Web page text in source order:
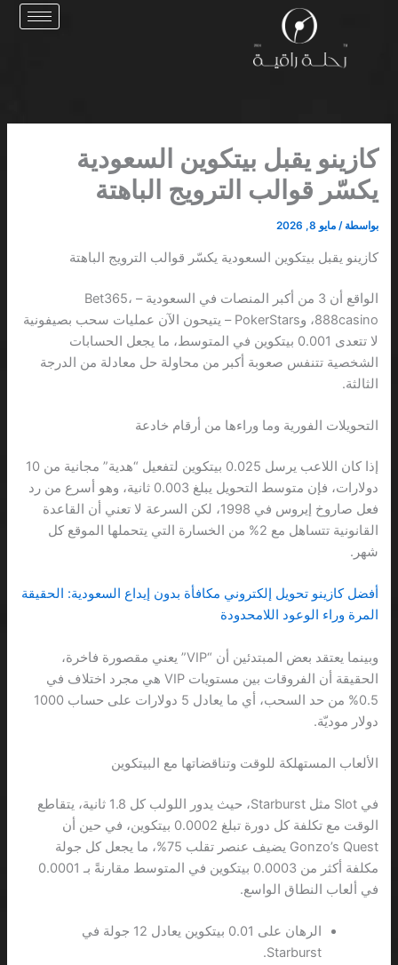
كازينو يقبل بيتكوين السعودية
يكسّر قوالب الترويج الباهتة
بواسطة /مايو 8, 2026
كازينو يقبل بيتكوين السعودية يكسّر قوالب الترويج الباهتة
الواقع أن 3 من أكبر المنصات في السعودية – Bet365،
888casino، وPokerStars – يتيحون الآن عمليات سحب بصيفونية
لا تتعدى 0.001 بيتكوين في المتوسط، ما يجعل الحسابات
الشخصية تتنفس صعوبة أكبر من محاولة حل معادلة من الدرجة
الثالثة.
التحويلات الفورية وما وراءها من أرقام خادعة
إذا كان اللاعب يرسل 0.025 بيتكوين لتفعيل “هدية” مجانية من 10
دولارات، فإن متوسط التحويل يبلغ 0.003 ثانية، وهو أسرع من رد
فعل صاروخ إيروس في 1998، لكن السرعة لا تعني أن القاعدة
القانونية تتساهل مع 2% من الخسارة التي يتحملها الموقع كل
شهر.
أفضل كازينو تحويل إلكتروني مكافأة بدون إيداع السعودية: الحقيقة
المرة وراء الوعود اللامحدودة
وبينما يعتقد بعض المبتدئين أن “VIP” يعني مقصورة فاخرة،
الحقيقة أن الفروقات بين مستويات VIP هي مجرد اختلاف في
0.5% من حد السحب، أي ما يعادل 5 دولارات على حساب 1000
دولار موديّة.
الألعاب المستهلكة للوقت وتناقضاتها مع البيتكوين
في Slot مثل Starburst، حيث يدور اللولب كل 1.8 ثانية، يتقاطع
الوقت مع تكلفة كل دورة تبلغ 0.0002 بيتكوين، في حين أن
Gonzo’s Quest يضيف عنصر تقلب 75%، ما يجعل كل جولة
مكلفة أكثر من 0.0003 بيتكوين في المتوسط مقارنةً بـ 0.0001
في ألعاب النطاق الواسع.
الرهان على 0.01 بيتكوين يعادل 12 جولة في
Starburst.